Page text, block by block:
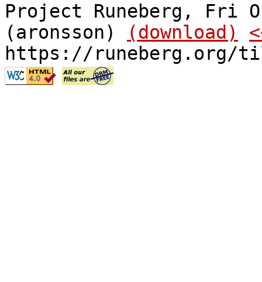
Project Runeberg, Fri
(aronsson)
(download)
https://runeberg.org/